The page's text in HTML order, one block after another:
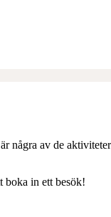
några av de
boka in ett besök!